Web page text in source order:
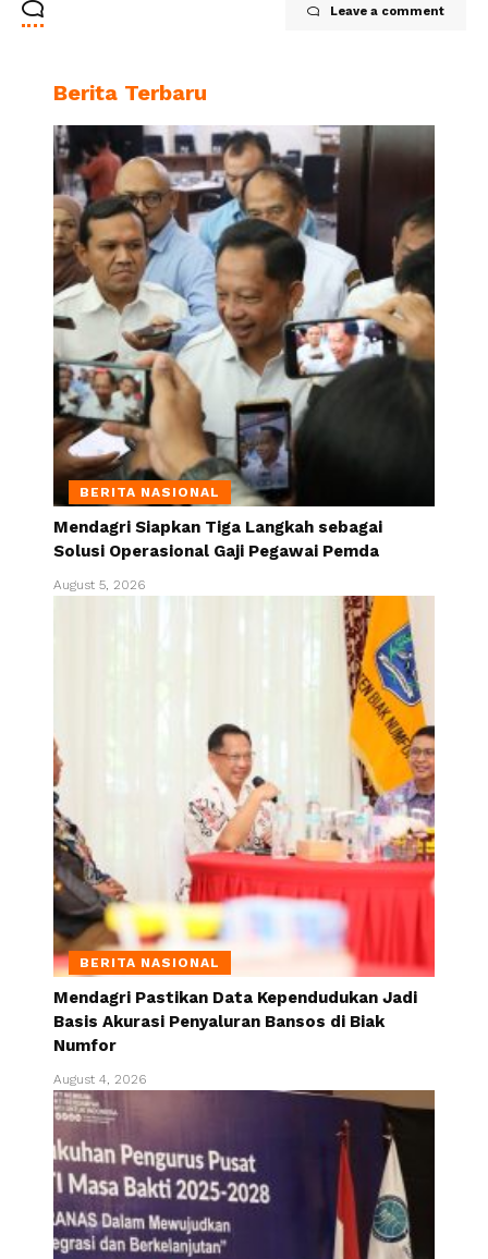
Leave a comment
Berita Terbaru
BERITA NASIONAL
Mendagri Siapkan Tiga Langkah sebagai
Solusi Operasional Gaji Pegawai Pemda
August 5, 2026
BERITA NASIONAL
Mendagri Pastikan Data Kependudukan Jadi
Basis Akurasi Penyaluran Bansos di Biak
Numfor
August 4, 2026